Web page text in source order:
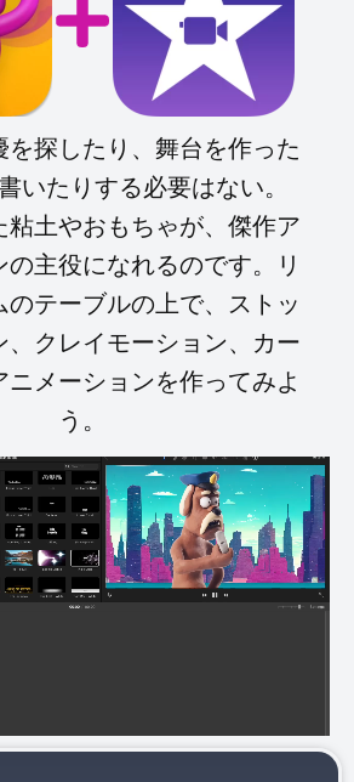
を探したり、舞台を作った
いたりする必要はない。
粘土やおもちゃが、傑作ア
の主役になれるのです。リ
のテーブルの上で、ストッ
、クレイモーション、カー
ニメーションを作ってみよ
う。